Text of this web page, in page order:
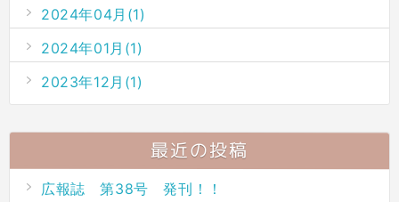
2024年04月(1)
2024年01月(1)
2023年12月(1)
最近の投稿
広報誌 第38号 発刊！！